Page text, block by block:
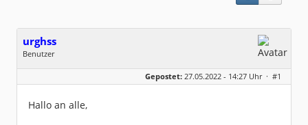
urghss
Benutzer
Geschlecht:
keine Angabe
Dabei seit:
05 / 2022
Gepostet: 27.05.2022 - 14:27 Uhr · #1
Hallo an alle,